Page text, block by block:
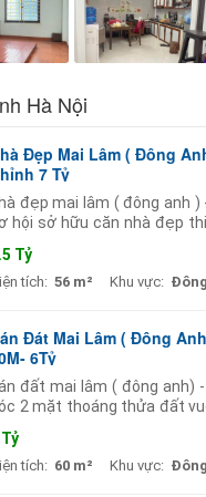
Hà Nội
Đẹp Mai Lâm ( Đông
7 Tỷ
đẹp mai lâm ( đông anh
hội sở hữu căn nhà đẹp
Tỷ
tích: 56 m² Khu vực:
Đát Mai Lâm ( Đông
6Tỷ
đất mai lâm ( đông anh)
2 mặt thoáng thửa đất
tích: 60 m² Khu vực: